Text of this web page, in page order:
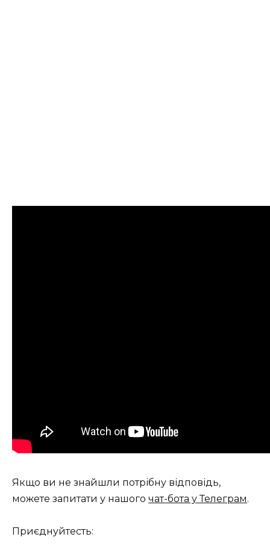
Якщо ви не знайшли потрібну відповідь,
можете запитати у нашого чат-бота у Телеграм.
Приєднуйтесть: